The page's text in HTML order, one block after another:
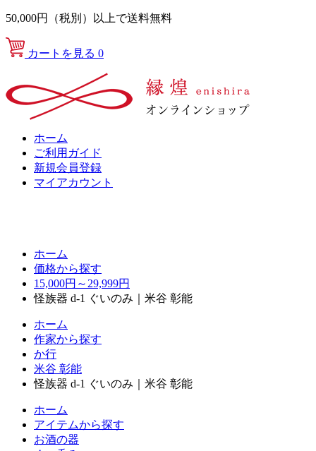
50,000円（税別）以上で送料無料
カートを見る 0
ホーム
ご利用ガイド
新規会員登録
マイアカウント
ホーム
価格から探す
15,000円～29,999円
怪族器 d-1 ぐいのみ｜米谷 彰能
ホーム
作家から探す
か行
米谷 彰能
怪族器 d-1 ぐいのみ｜米谷 彰能
ホーム
アイテムから探す
お酒の器